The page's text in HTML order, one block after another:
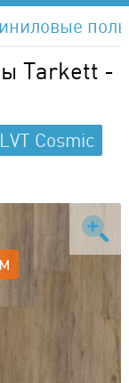
Tarkett -
LVT Cosmic